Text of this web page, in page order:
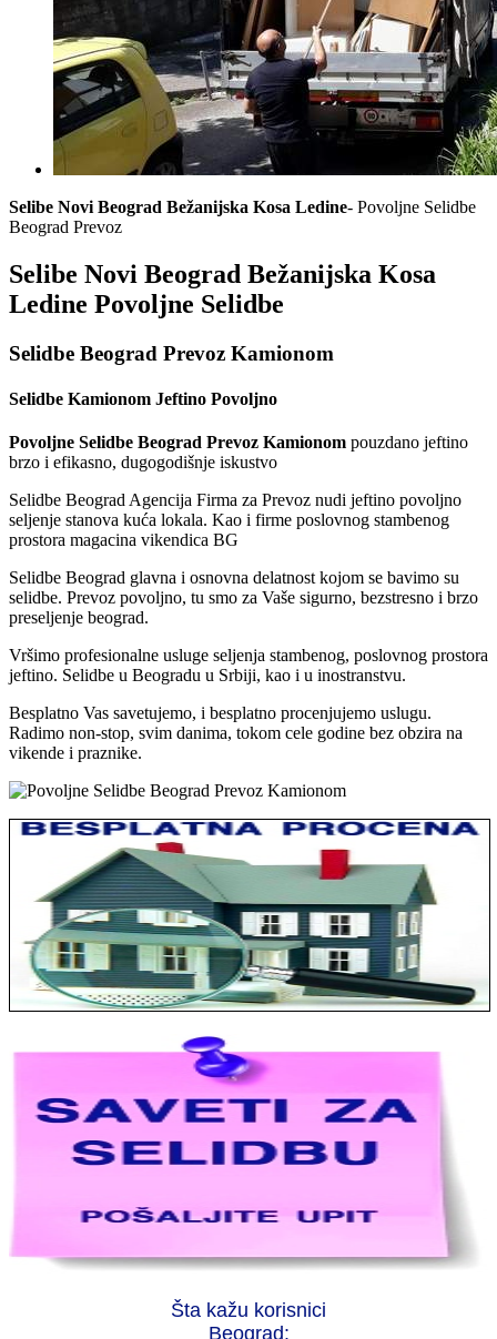
Selibe Novi Beograd Bežanijska Kosa Ledine- Povoljne Selidbe
Beograd Prevoz
Selibe Novi Beograd Bežanijska Kosa
Ledine Povoljne Selidbe
Selidbe Beograd Prevoz Kamionom
Selidbe Kamionom Jeftino Povoljno
Povoljne Selidbe Beograd Prevoz Kamionom pouzdano jeftino
brzo i efikasno, dugogodišnje iskustvo
Selidbe Beograd Agencija Firma za Prevoz nudi jeftino povoljno
seljenje stanova kuća lokala. Kao i firme poslovnog stambenog
prostora magacina vikendica BG
Selidbe Beograd glavna i osnovna delatnost kojom se bavimo su
selidbe. Prevoz povoljno, tu smo za Vaše sigurno, bezstresno i brzo
preseljenje beograd.
Vršimo profesionalne usluge seljenja stambenog, poslovnog prostora
jeftino. Selidbe u Beogradu u Srbiji, kao i u inostranstvu.
Besplatno Vas savetujemo, i besplatno procenjujemo uslugu.
Radimo non-stop, svim danima, tokom cele godine bez obzira na
vikende i praznike.
Šta kažu korisnici
Beograd:
Jelena sa Čukarice: Mogu da pohvalim sve radnike u firmi jer su
stvarno profesionalni. Iselili su moje stvari veoma pažljivo
Milica iz Novog Beograda: Zahvaljujuću vašoj firmi. Istog dana